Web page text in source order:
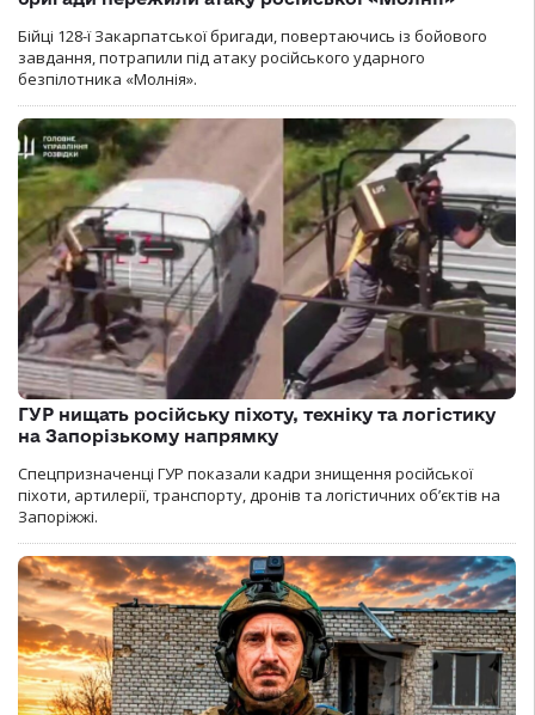
Бійці 128-ї Закарпатської бригади, повертаючись із бойового
завдання, потрапили під атаку російського ударного
безпілотника «Молнія».
ГУР нищать російську піхоту, техніку та логістику
на Запорізькому напрямку
Спецпризначенці ГУР показали кадри знищення російської
піхоти, артилерії, транспорту, дронів та логістичних об’єктів на
Запоріжжі.